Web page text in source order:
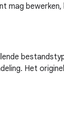
mag bewerken,
Het